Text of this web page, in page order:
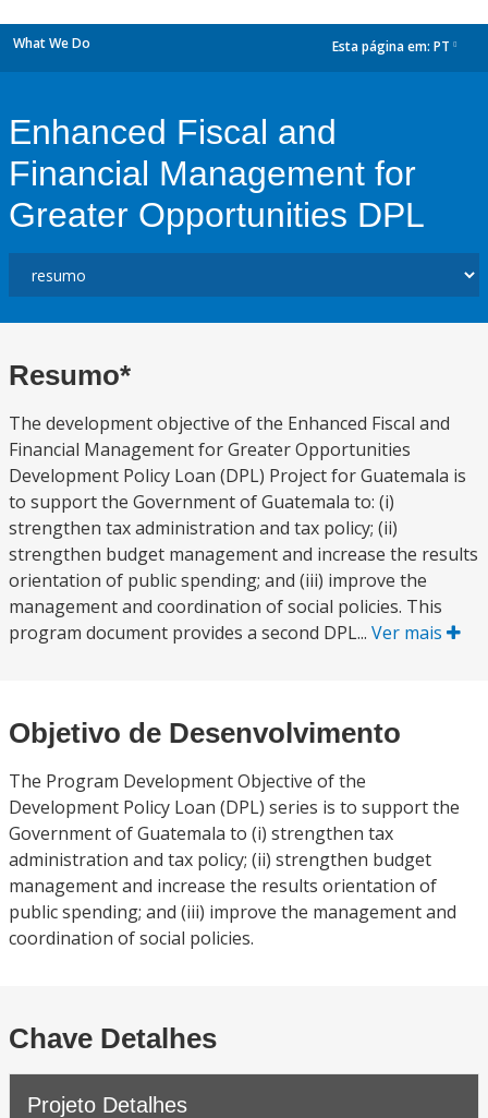
What We Do Esta página em: PT
Enhanced Fiscal and
Financial Management for
Greater Opportunities DPL
Resumo*
The development objective of the Enhanced Fiscal and
Financial Management for Greater Opportunities
Development Policy Loan (DPL) Project for Guatemala is
to support the Government of Guatemala to: (i)
strengthen tax administration and tax policy; (ii)
strengthen budget management and increase the results
orientation of public spending; and (iii) improve the
management and coordination of social policies. This
program document provides a second DPL... Ver mais
Objetivo de Desenvolvimento
The Program Development Objective of the
Development Policy Loan (DPL) series is to support the
Government of Guatemala to (i) strengthen tax
administration and tax policy; (ii) strengthen budget
management and increase the results orientation of
public spending; and (iii) improve the management and
coordination of social policies.
Chave Detalhes
Projeto Detalhes